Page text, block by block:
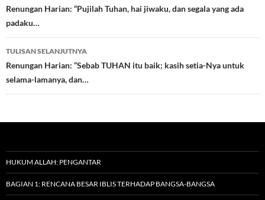
Tulisan
Renungan Harian: “Pujilah Tuhan, hai jiwaku, dan segala yang ada
padaku…
TULISAN SELANJUTNYA
Renungan Harian: “Sebab TUHAN itu baik; kasih setia-Nya untuk
selama-lamanya, dan…
HUKUM ALLAH: PENGANTAR
BAGIAN 1: RENCANA BESAR IBLIS TERHADAP BANGSA-BANGSA